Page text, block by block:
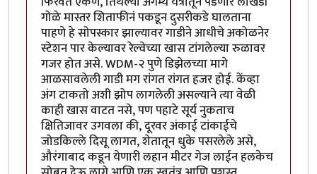
गोळे मास्तर शिताफीनं पकडून दुसरीकडे घालताना
पाहणे हे सोपस्कार झाल्यावर गाडीने आधीचे अकोळनेर
स्टेशन पार केल्यावर रेल्वेच्या खास टांगलेल्या रुळावर
गजर होत असे. WDM-२ पुणे डिझेलच्या मागे
आळसावलेली गाडी मग रांगत रांगत हजर होई. केंव्हा
अंग टाकतो अशी झोप लागलेली असल्याने त्या वेळी
काही खास वाटत नसे, पण पहाटे सूर्य नुकताच
क्षितिजावर उगवला की, दूरवर अंकाई टांकाईचे
जोडकिल्ले दिसू लागत, शेतातून धुके पसरलेले असे,
औरंगाबाद कडून येणारी लहान मीटर गेज लाईन हलकेच